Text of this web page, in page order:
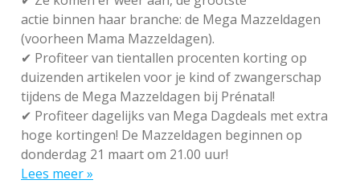
actie binnen haar branche: de Mega Mazzeldagen
(voorheen Mama Mazzeldagen).
✔ Profiteer van tientallen procenten korting op
duizenden artikelen voor je kind of zwangerschap
tijdens de Mega Mazzeldagen bij Prénatal!
✔ Profiteer dagelijks van Mega Dagdeals met extra
hoge kortingen! De Mazzeldagen beginnen op
donderdag 21 maart om 21.00 uur!
Lees meer »